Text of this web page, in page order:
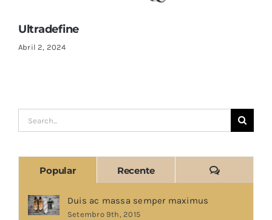
Ultradefine
Abril 2, 2024
Pesquisar
Popular Recente
Duis ac massa semper maximus
Setembro 9th, 2015